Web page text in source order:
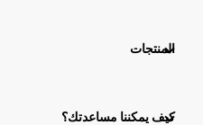
المنتجات
كيف يمكننا مساعدتك؟